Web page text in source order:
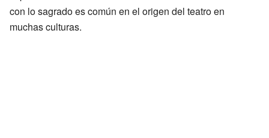
con lo sagrado es común en el origen del teatro en
muchas culturas.